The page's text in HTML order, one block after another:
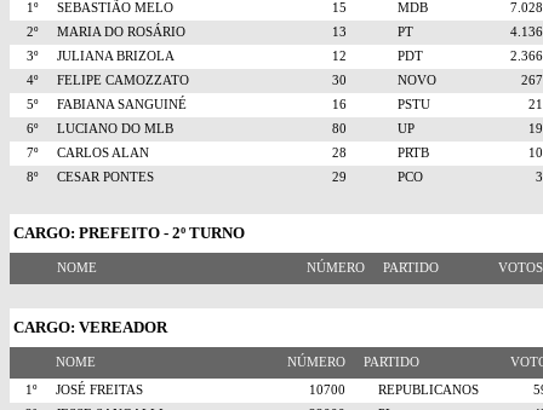
1º SEBASTIÃO MELO 15 MDB
2º
MARIA DO ROSÁRIO 13 PT
3º
JULIANA BRIZOLA 12 PDT
4º
FELIPE CAMOZZATO 30 NOVO
5º
FABIANA SANGUINÉ 16 PSTU
6º
LUCIANO DO MLB 80 UP
7º
CARLOS ALAN 28 PRTB
8º
CESAR PONTES 29 PCO
CARGO: PREFEITO - 2º TURNO
NOME NÚMERO PARTIDO
CARGO: VEREADOR
NOME NÚMERO PARTIDO
1º JOSÉ FREITAS 10700 REPUBLICANOS